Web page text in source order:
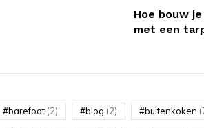
Hoe bouw
met een
#barefoot (2) #blog (2) #buitenkoken